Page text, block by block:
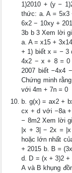
1)2010 + (y −
thức: a. A =
6x2 − 10xy +
3b b 3 Xem lời
a. A = x15 +
+ 1) biết x = − 3
4x2 − x + 8 = 0
2007 biết −4x4
Chứng minh
với 4m + 7n = 0
b. g(x) = ax2 +
cx + d với −8a
− 8m2 Xem lời
|x + 3| − 2x =
hoặc lớn nhất
+ 2015 b. B =
d. D = (x + 3)2
A và B khụng